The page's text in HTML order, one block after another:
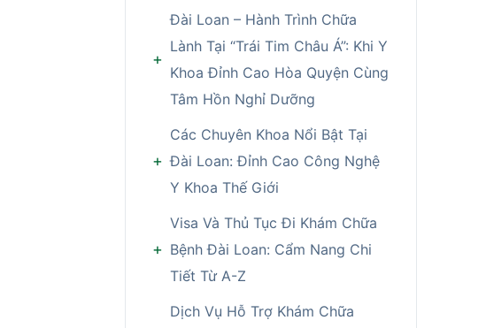
Đài Loan – Hành Trình Chữa
Lành Tại “Trái Tim Châu Á”: Khi Y
Khoa Đỉnh Cao Hòa Quyện Cùng
Tâm Hồn Nghỉ Dưỡng
Các Chuyên Khoa Nổi Bật Tại
Đài Loan: Đỉnh Cao Công Nghệ
Y Khoa Thế Giới
Visa Và Thủ Tục Đi Khám Chữa
Bệnh Đài Loan: Cẩm Nang Chi
Tiết Từ A-Z
Dịch Vụ Hỗ Trợ Khám Chữa